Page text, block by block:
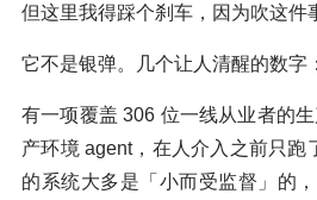
但这里我得踩个刹车，因为吹这件
它不是银弹。几个让人清醒的数字：
有一项覆盖 306 位一线从业者的
产环境 agent，在人介入之前只跑
的系统大多是「小而受监督」的